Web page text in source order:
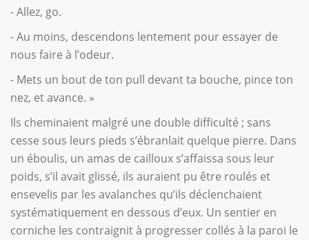
- Allez, go.
- Au moins, descendons lentement pour essayer de
nous faire à l’odeur.
- Mets un bout de ton pull devant ta bouche, pince ton
nez, et avance. »
Ils cheminaient malgré une double difficulté ; sans
cesse sous leurs pieds s’ébranlait quelque pierre. Dans
un éboulis, un amas de cailloux s’affaissa sous leur
poids, s’il avait glissé, ils auraient pu être roulés et
ensevelis par les avalanches qu’ils déclenchaient
systématiquement en dessous d’eux. Un sentier en
corniche les contraignit à progresser collés à la paroi le